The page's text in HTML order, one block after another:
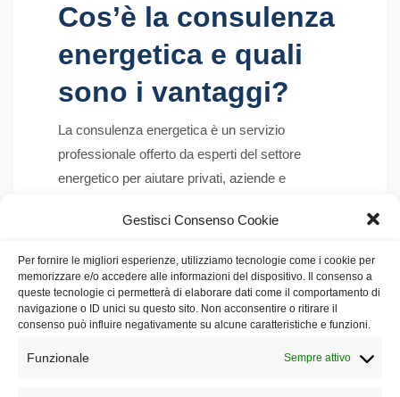
Gestisci Consenso Cookie
Per fornire le migliori esperienze, utilizziamo tecnologie come i cookie per
memorizzare e/o accedere alle informazioni del dispositivo. Il consenso a
queste tecnologie ci permetterà di elaborare dati come il comportamento di
navigazione o ID unici su questo sito. Non acconsentire o ritirare il
consenso può influire negativamente su alcune caratteristiche e funzioni.
Funzionale Sempre attivo
Cos’è la consulenza
energetica e quali
sono i vantaggi?
La consulenza energetica è un servizio
professionale offerto da esperti del settore
energetico per aiutare privati, aziende e
il consumo energetico.
La questione fondamentale non si limita a“come
aumentare il risparmio energetico?”, ma i
vantaggi derivanti dalla consulenza energetica
esperto nel campo dell’energia, infatti, può